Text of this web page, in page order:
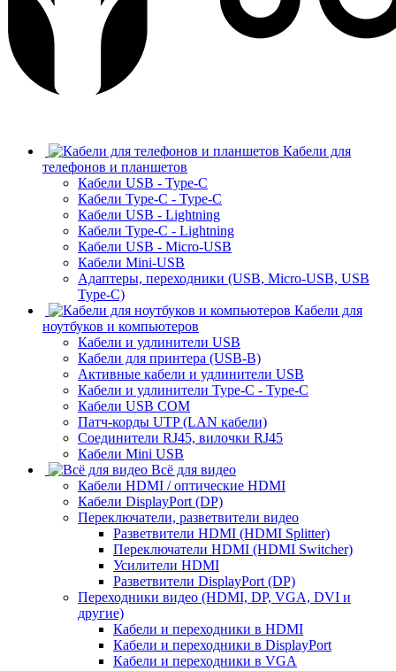
Кабели для
телефонов и планшетов
Кабели USB - Type-C
Кабели Type-C - Type-C
Кабели USB - Lightning
Кабели Type-C - Lightning
Кабели USB - Micro-USB
Кабели Mini-USB
Адаптеры, переходники (USB, Micro-USB, USB
Type-C)
Кабели для
ноутбуков и компьютеров
Кабели и удлинители USB
Кабели для принтера (USB-B)
Активные кабели и удлинители USB
Кабели и удлинители Type-C - Type-C
Кабели USB COM
Патч-корды UTP (LAN кабели)
Соединители RJ45, вилочки RJ45
Кабели Mini USB
Всё для видео
Кабели HDMI / оптические HDMI
Кабели DisplayPort (DP)
Переключатели, разветвители видео
Разветвители HDMI (HDMI Splitter)
Переключатели HDMI (HDMI Switcher)
Усилители HDMI
Разветвители DisplayPort (DP)
Переходники видео (HDMI, DP, VGA, DVI и
другие)
Кабели и переходники в HDMI
Кабели и переходники в DisplayPort
Кабели и переходники в VGA